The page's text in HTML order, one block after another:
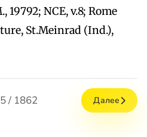
NCE, v.8; Rome
St.Meinrad (Ind.),
/ 1862 Далее